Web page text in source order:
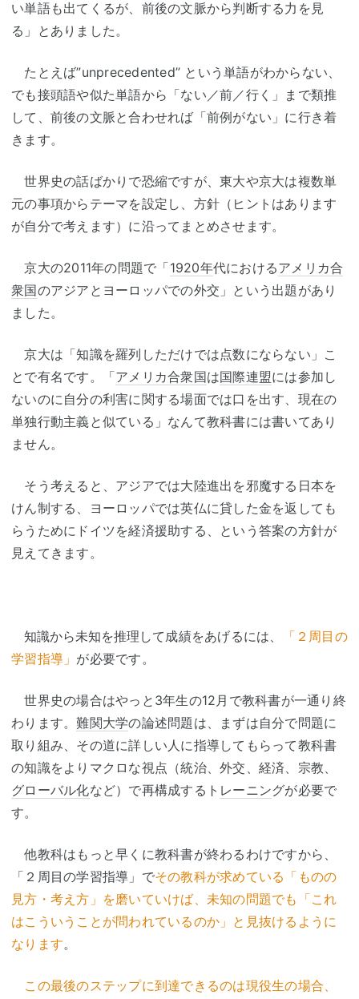
い単語も出てくるが、前後の文脈から判断する力を見
る」とありました。
たとえば”unprecedented” という単語がわからない、
でも接頭語や似た単語から「ない／前／行く」まで類推
して、前後の文脈と合わせれば「前例がない」に行き着
きます。
世界史の話ばかりで恐縮ですが、東大や京大は複数単
元の事項からテーマを設定し、方針（ヒントはあります
が自分で考えます）に沿ってまとめさせます。
京大の2011年の問題で「1920年代におけるアメリカ合
衆国のアジアとヨーロッパでの外交」という出題があり
ました。
京大は「知識を羅列しただけでは点数にならない」こ
とで有名です。「アメリカ合衆国は国際連盟には参加し
ないのに自分の利害に関する場面では口を出す、現在の
単独行動主義と似ている」なんて教科書には書いてあり
ません。
そう考えると、アジアでは大陸進出を邪魔する日本を
けん制する、ヨーロッパでは英仏に貸した金を返しても
らうためにドイツを経済援助する、という答案の方針が
見えてきます。
知識から未知を推理して成績をあげるには、
「２周目の
学習指導」 が必要です。
世界史の場合はやっと3年生の12月で教科書が一通り終
わります。難関大学の論述問題は、まずは自分で問題に
取り組み、その道に詳しい人に指導してもらって教科書
の知識をよりマクロな視点（統治、外交、経済、宗教、
グローバル化など）で再構成するト レーニングが必要で
す。
他教科はもっと早くに教科書が終わるわけですから、
「２周目の学習指導」でその教科が求めている「ものの
見方・考え方」を磨いていけば、未知の問題でも「これ
はこういうことが問われているのか」と見抜けるように
なります。
この最後のステップに到達できるのは現役生の場合、